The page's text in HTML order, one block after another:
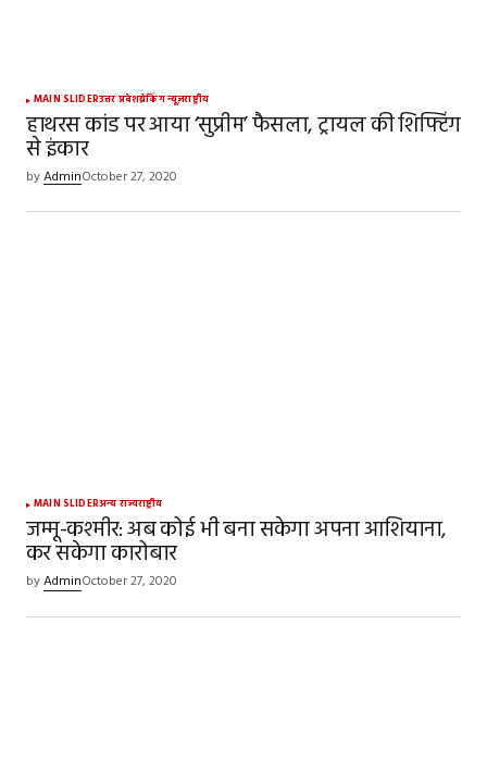
MAIN SLIDERउत्तर प्रदेशब्रेकिंग न्यूज़राष्ट्रीय
हाथरस कांड पर आया ‘सुप्रीम’ फैसला, ट्रायल की शिफ्टिंग
से इंकार
byAdminOctober 27, 2020
MAIN SLIDERअन्य राज्यराष्ट्रीय
जम्मू-कश्मीर: अब कोई भी बना सकेगा अपना आशियाना,
कर सकेगा कारोबार
byAdminOctober 27, 2020